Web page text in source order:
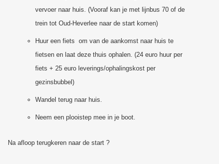
vervoer naar huis. (Vooraf kan je met lijnbus 70 of de
trein tot Oud-Heverlee naar de start komen)
Huur een fiets om van de aankomst naar huis te
fietsen en laat deze thuis ophalen. (24 euro huur per
fiets + 25 euro leverings/ophalingskost per
gezinsbubbel)
Wandel terug naar huis.
Neem een plooistep mee in je boot.
Na afloop terugkeren naar de start ?